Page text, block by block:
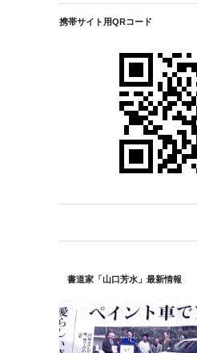
携帯サイト用QRコード
書道家「山口芳水」最新情報